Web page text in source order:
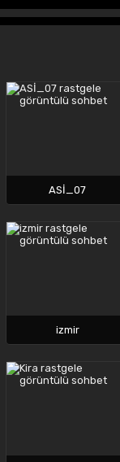
ASİ_07
izmir